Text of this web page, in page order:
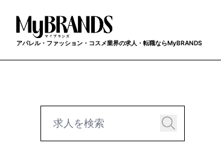
アパレル・ファッション・コスメ業界の求人・転職ならMyBRANDS